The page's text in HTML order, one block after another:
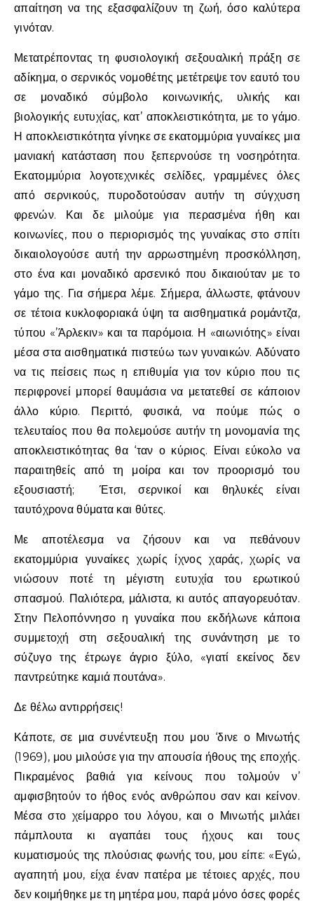
απαίτηση να της εξασφαλίζουν τη ζωή, όσο καλύτερα
γινόταν.
Μετατρέποντας τη φυσιολογική σεξουαλική πράξη σε
αδίκημα, ο σερνικός νομοθέτης μετέτρεψε τον εαυτό του
σε μοναδικό σύμβολο κοινωνικής, υλικής και
βιολογικής ευτυχίας, κατ’ αποκλειστικότητα, με το γάμο.
Η αποκλειστικότητα γίνηκε σε εκατομμύρια γυναίκες μια
μανιακή κατάσταση που ξεπερνούσε τη νοσηρότητα.
Εκατομμύρια λογοτεχνικές σελίδες, γραμμένες όλες
από σερνικούς, πυροδοτούσαν αυτήν τη σύγχυση
φρενών. Και δε μιλούμε για περασμένα ήθη και
κοινωνίες, που ο περιορισμός της γυναίκας στο σπίτι
δικαιολογούσε αυτή την αρρωστημένη προσκόλληση,
στο ένα και μοναδικό αρσενικό που δικαιούταν με το
γάμο της. Για σήμερα λέμε. Σήμερα, άλλωστε, φτάνουν
σε τέτοια κυκλοφοριακά ύψη τα αισθηματικά ρομάντζα,
τύπου «’Άρλεκιν» και τα παρόμοια. Η «αιωνιότης» είναι
μέσα στα αισθηματικά πιστεύω των γυναικών. Αδύνατο
να τις πείσεις πως η επιθυμία για τον κύριο που τις
περιφρονεί μπορεί θαυμάσια να μετατεθεί σε κάποιον
άλλο κύριο. Περιττό, φυσικά, να πούμε πώς ο
τελευταίος που θα πολεμούσε αυτήν τη μονομανία της
αποκλειστικότητας θα ‘ταν ο κύριος. Είναι εύκολο να
παραιτηθείς από τη μοίρα και τον προορισμό του
εξουσιαστή; Έτσι, σερνικοί και θηλυκές είναι
ταυτόχρονα θύματα και θύτες.
Με αποτέλεσμα να ζήσουν και να πεθάνουν
εκατομμύρια γυναίκες χωρίς ίχνος χαράς, χωρίς να
νιώσουν ποτέ τη μέγιστη ευτυχία του ερωτικού
σπασμού. Παλιότερα, μάλιστα, κι αυτός απαγορευόταν.
Στην Πελοπόννησο η γυναίκα που εκδήλωνε κάποια
συμμετοχή στη σεξουαλική της συνάντηση με το
σύζυγο της έτρωγε άγριο ξύλο, «γιατί εκείνος δεν
παντρεύτηκε καμιά πουτάνα».
Δε θέλω αντιρρήσεις!
Κάποτε, σε μια συνέντευξη που μου ‘δινε ο Μινωτής
(1969), μου μιλούσε για την απουσία ήθους της εποχής.
Πικραμένος βαθιά για κείνους που τολμούν ν’
αμφισβητούν το ήθος ενός ανθρώπου σαν και κείνον.
Μέσα στο χείμαρρο του λόγου, και ο Μινωτής μιλάει
πάμπλουτα κι αγαπάει τους ήχους και τους
κυματισμούς της πλούσιας φωνής του, μου είπε: «Εγώ,
αγαπητή μου, είχα έναν πατέρα με τέτοιες αρχές, που
δεν κοιμήθηκε με τη μητέρα μου, παρά μόνο όσες φορές